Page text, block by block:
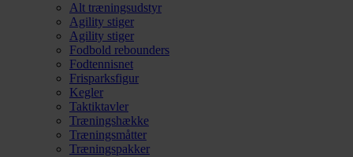
Alt træningsudstyr
Agility stiger
Agility stiger
Fodbold rebounders
Fodtennisnet
Frisparksfigur
Kegler
Taktiktavler
Træningshække
Træningsmåtter
Træningspakker